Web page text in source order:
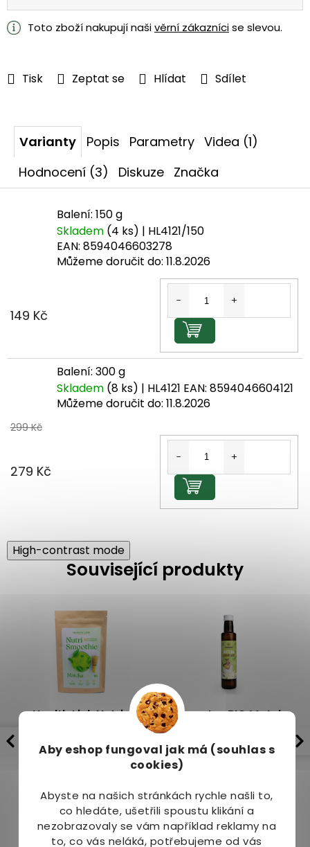
Aby eshop fungoval jak má (souhlas s
cookies)
Abyste na našich stránkách rychle našli to,
co hledáte, ušetřili spoustu klikání a
nezobrazovaly se vám například reklamy na
to, co vás neláká, potřebujeme od vás
Tisk Zeptat se Hlídat Sdílet
cena:
Toto zboží nakupují našivěrní zákaznícise slevou.
High-contrast mode
Související produkty
Health Link Nutri-
Smoothie Matcha 150 g
Skladem(5 ks)
Sonnentor BIO Matcha
Dostupné do 3 dnů
Varianty Popis Parametry Videa (1)
Hodnocení (3)
Diskuze Značka
Balení: 150 g
Skladem (4 ks) | HL4121/150
EAN: 8594046603278
Můžeme doručit do: 11.8.2026
149 Kč
Do košíku
Balení: 300 g
Skladem (8 ks) | HL4121 EAN: 8594046604121
Můžeme doručit do: 11.8.2026
299 Kč
279 Kč
Do košíku